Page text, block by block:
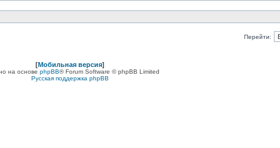
Перейти:
[Мобильная версия]
на основе phpBB® Forum Software © phpBB Limited
Русская поддержка phpBB